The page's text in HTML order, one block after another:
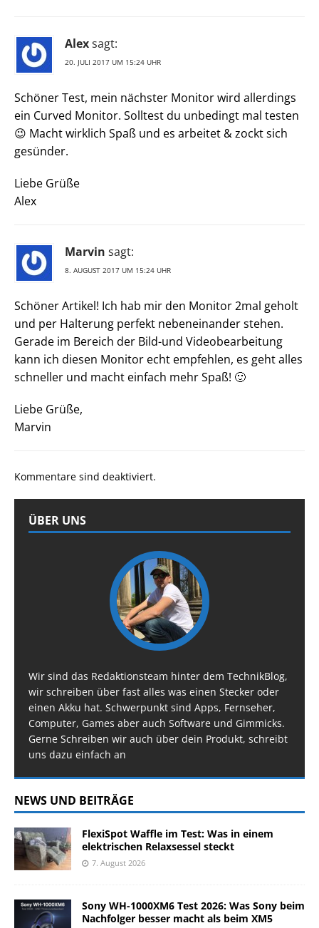
Alexsagt:
20. JULI 2017 UM 15:24 UHR
Schöner Test, mein nächster Monitor wird allerdings
ein Curved Monitor. Solltest du unbedingt mal testen
😉 Macht wirklich Spaß und es arbeitet & zockt sich
gesünder.
Liebe Grüße
Alex
Marvin sagt:
8. AUGUST 2017 UM 15:24 UHR
Schöner Artikel! Ich hab mir den Monitor 2mal geholt
und per Halterung perfekt nebeneinander stehen.
Gerade im Bereich der Bild-und Videobearbeitung
kann ich diesen Monitor echt empfehlen, es geht alles
schneller und macht einfach mehr Spaß! 🙂
Liebe Grüße,
Marvin
Kommentare sind deaktiviert.
ÜBER UNS
Wir sind das Redaktionsteam hinter dem TechnikBlog,
wir schreiben über fast alles was einen Stecker oder
einen Akku hat. Schwerpunkt sind Apps, Fernseher,
Computer, Games aber auch Software und Gimmicks.
Gerne Schreiben wir auch über dein Produkt, schreibt
uns dazu einfach an
NEWS UND BEITRÄGE
FlexiSpot Waffle im Test: Was in einem
elektrischen Relaxsessel steckt
7. August 2026
Sony WH-1000XM6 Test 2026: Was Sony beim
Nachfolger besser macht als beim XM5